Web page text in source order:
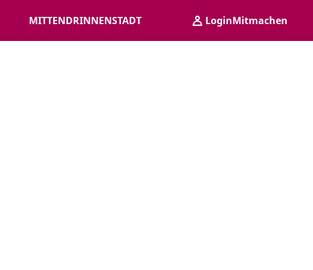
MITTENDRINNENSTADT LoginMitmachen